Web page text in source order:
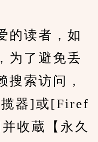
读者，如
为了避免丢
搜索访问，
器]或[Firef
收蔵【永久